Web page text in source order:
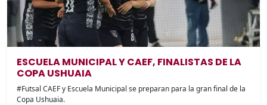
ESCUELA MUNICIPAL Y CAEF, FINALISTAS DE LA
COPA USHUAIA
#Futsal CAEF y Escuela Municipal se preparan para la gran final de la
Copa Ushuaia.